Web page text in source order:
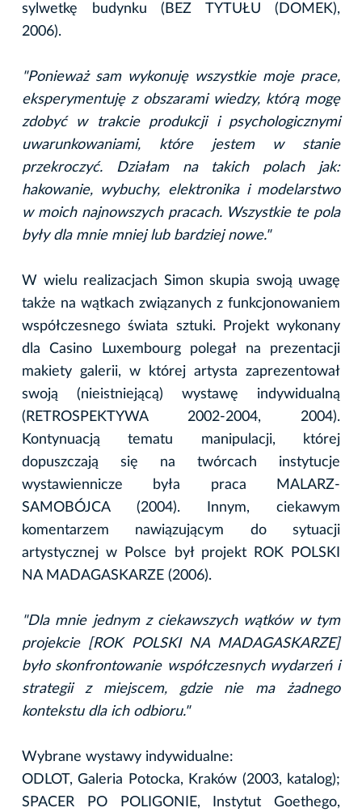
sylwetkę budynku (BEZ TYTUŁU (DOMEK),
2006).
"Ponieważ sam wykonuję wszystkie moje prace,
eksperymentuję z obszarami wiedzy, którą mogę
zdobyć w trakcie produkcji i psychologicznymi
uwarunkowaniami, które jestem w stanie
przekroczyć. Działam na takich polach jak:
hakowanie, wybuchy, elektronika i modelarstwo
w moich najnowszych pracach. Wszystkie te pola
były dla mnie mniej lub bardziej nowe."
W wielu realizacjach Simon skupia swoją uwagę
także na wątkach związanych z funkcjonowaniem
współczesnego świata sztuki. Projekt wykonany
dla Casino Luxembourg polegał na prezentacji
makiety galerii, w której artysta zaprezentował
swoją (nieistniejącą) wystawę indywidualną
(RETROSPEKTYWA 2002-2004, 2004).
Kontynuacją tematu manipulacji, której
dopuszczają się na twórcach instytucje
wystawiennicze była praca MALARZ-
SAMOBÓJCA (2004). Innym, ciekawym
komentarzem nawiązującym do sytuacji
artystycznej w Polsce był projekt ROK POLSKI
NA MADAGASKARZE (2006).
"Dla mnie jednym z ciekawszych wątków w tym
projekcie [ROK POLSKI NA MADAGASKARZE]
było skonfrontowanie współczesnych wydarzeń i
strategii z miejscem, gdzie nie ma żadnego
kontekstu dla ich odbioru."
Wybrane wystawy indywidualne:
ODLOT, Galeria Potocka, Kraków (2003, katalog);
SPACER PO POLIGONIE, Instytut Goethego,